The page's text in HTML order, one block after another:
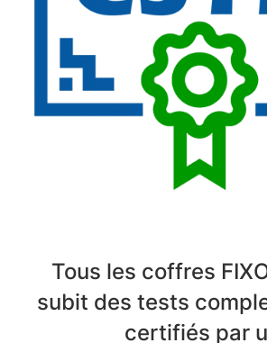
Tous les coffres
subit des tests
certifiés par